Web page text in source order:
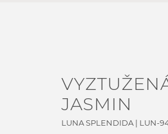
JASMIN
LUNA SPLENDIDA | LUN-